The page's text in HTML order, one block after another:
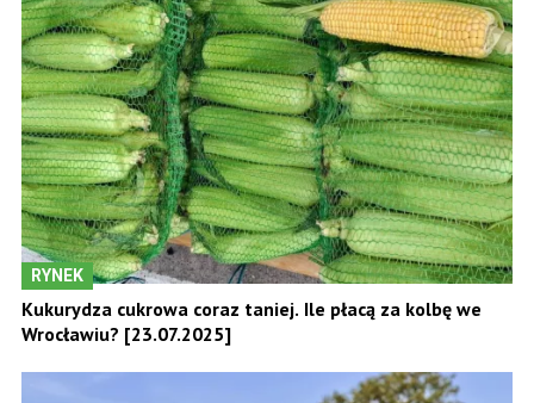
RYNEK
Kukurydza cukrowa coraz taniej. Ile płacą za kolbę we
Wrocławiu? [23.07.2025]